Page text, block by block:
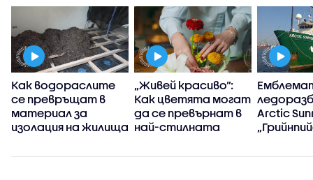
Как водораслите
се превръщат в
материал за
изолация на жилища
„Живей красиво”:
Как цветята могат
да се превърнат в
най-стилната
Arctic
Варна